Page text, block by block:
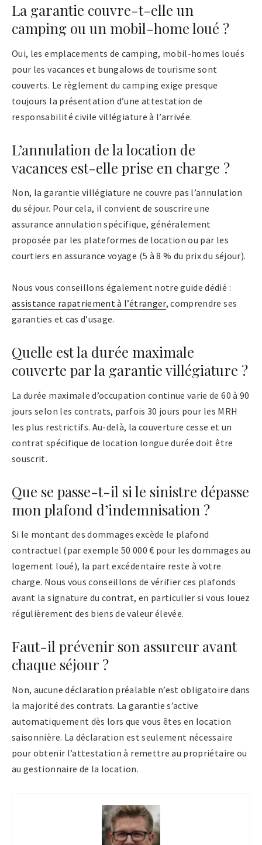
La garantie couvre-t-elle un
camping ou un mobil-home loué ?
Oui, les emplacements de camping, mobil-homes loués
pour les vacances et bungalows de tourisme sont
couverts. Le règlement du camping exige presque
toujours la présentation d’une attestation de
responsabilité civile villégiature à l’arrivée.
L’annulation de la location de
vacances est-elle prise en charge ?
Non, la garantie villégiature ne couvre pas l’annulation
du séjour. Pour cela, il convient de souscrire une
assurance annulation spécifique, généralement
proposée par les plateformes de location ou par les
courtiers en assurance voyage (5 à 8 % du prix du séjour).
Nous vous conseillons également notre guide dédié :
assistance rapatriement à l’étranger, comprendre ses
garanties et cas d’usage.
Quelle est la durée maximale
couverte par la garantie villégiature ?
La durée maximale d’occupation continue varie de 60 à 90
jours selon les contrats, parfois 30 jours pour les MRH
les plus restrictifs. Au-delà, la couverture cesse et un
contrat spécifique de location longue durée doit être
souscrit.
Que se passe-t-il si le sinistre dépasse
mon plafond d’indemnisation ?
Si le montant des dommages excède le plafond
contractuel (par exemple 50 000 € pour les dommages au
logement loué), la part excédentaire reste à votre
charge. Nous vous conseillons de vérifier ces plafonds
avant la signature du contrat, en particulier si vous louez
régulièrement des biens de valeur élevée.
Faut-il prévenir son assureur avant
chaque séjour ?
Non, aucune déclaration préalable n’est obligatoire dans
la majorité des contrats. La garantie s’active
automatiquement dès lors que vous êtes en location
saisonnière. La déclaration est seulement nécessaire
pour obtenir l’attestation à remettre au propriétaire ou
au gestionnaire de la location.